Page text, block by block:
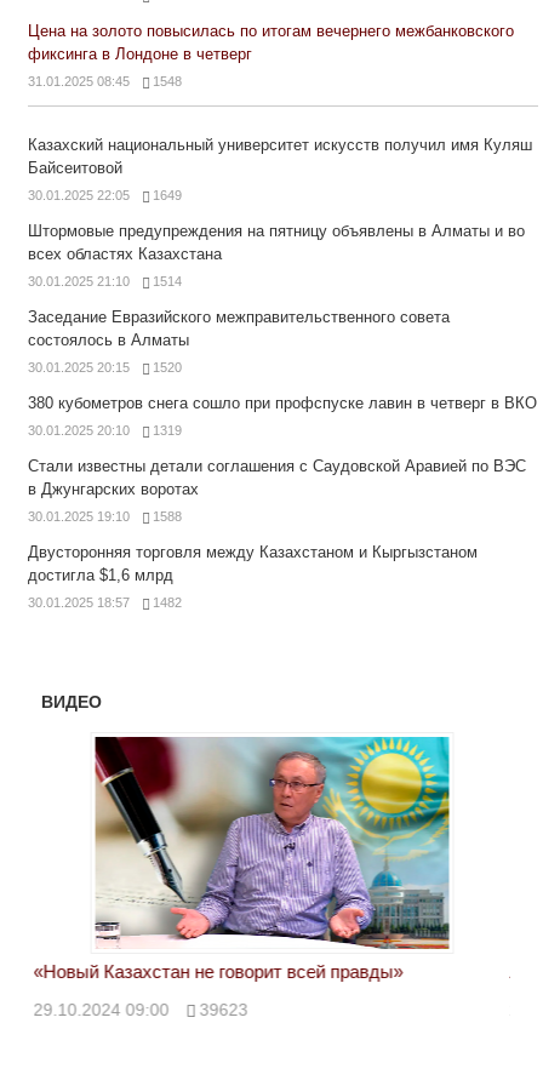
Цена на золото повысилась по итогам вечернего межбанковского
фиксинга в Лондоне в четверг
31.01.2025 08:45 1548
Казахский национальный университет искусств получил имя Куляш
Байсеитовой
30.01.2025 22:05 1649
Штормовые предупреждения на пятницу объявлены в Алматы и во
всех областях Казахстана
30.01.2025 21:10 1514
Заседание Евразийского межправительственного совета
состоялось в Алматы
30.01.2025 20:15 1520
380 кубометров снега сошло при профспуске лавин в четверг в ВКО
30.01.2025 20:10 1319
Стали известны детали соглашения с Саудовской Аравией по ВЭС
в Джунгарских воротах
30.01.2025 19:10 1588
Двусторонняя торговля между Казахстаном и Кыргызстаном
достигла $1,6 млрд
30.01.2025 18:57 1482
ВИДЕО
«Новый Казахстан не говорит всей правды»
29.10.2024 09:00 39623